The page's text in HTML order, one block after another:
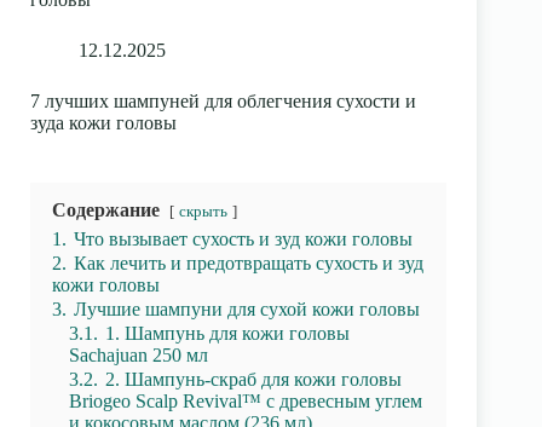
12.12.2025
7 лучших шампуней для облегчения сухости и
зуда кожи головы
Содержание скрыть
1. Что вызывает сухость и зуд кожи головы
2. Как лечить и предотвращать сухость и зуд
кожи головы
3. Лучшие шампуни для сухой кожи головы
3.1. 1. Шампунь для кожи головы
Sachajuan 250 мл
3.2. 2. Шампунь-скраб для кожи головы
Briogeo Scalp Revival™ с древесным углем
и кокосовым маслом (236 мл)